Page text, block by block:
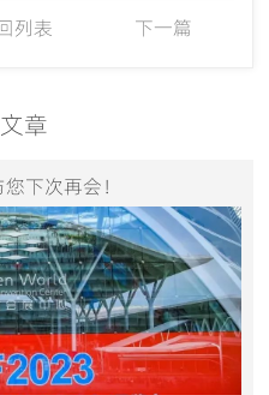
列表 下一篇
章
下次再会！